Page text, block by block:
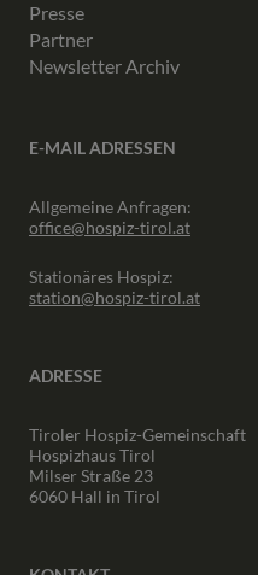
Presse
Partner
Newsletter Archiv
E-MAIL ADRESSEN
Allgemeine Anfragen:
office@hospiz-tirol.at
Stationäres Hospiz:
station@hospiz-tirol.at
ADRESSE
Tiroler Hospiz-Gemeinschaft
Hospizhaus Tirol
Milser Straße 23
6060 Hall in Tirol